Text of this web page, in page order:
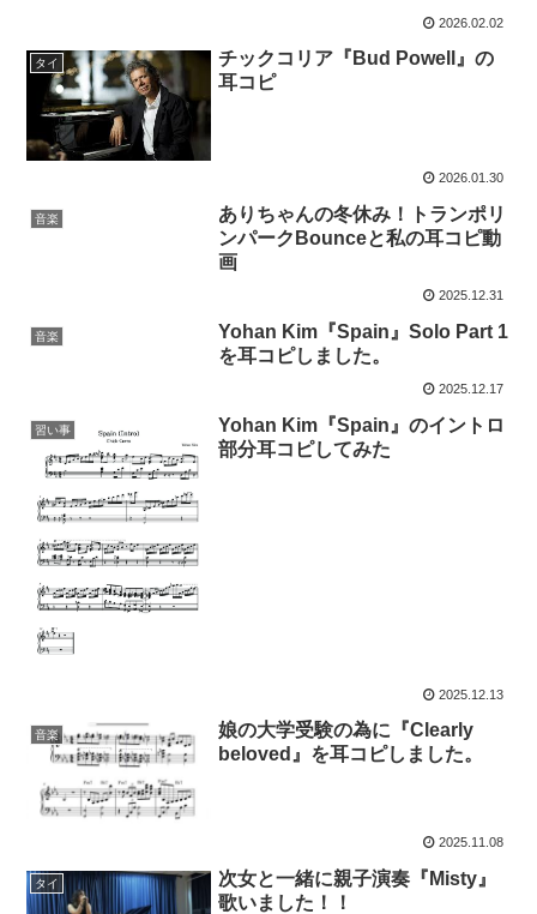
2026.02.02
タイ
チックコリア『Bud Powell』の
耳コピ
2026.01.30
音楽
ありちゃんの冬休み！トランポリ
ンパークBounceと私の耳コピ動
画
2025.12.31
音楽
Yohan Kim『Spain』Solo Part 1
を耳コピしました。
2025.12.17
習い事
Yohan Kim『Spain』のイントロ
部分耳コピしてみた
2025.12.13
音楽
娘の大学受験の為に『Clearly
beloved』を耳コピしました。
2025.11.08
タイ
次女と一緒に親子演奏『Misty』
歌いました！！